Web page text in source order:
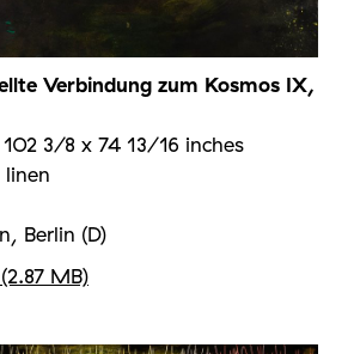
Verbindung zum Kosmos IX,
3/8 x 74 13/16 inches
Berlin (D)
MB)